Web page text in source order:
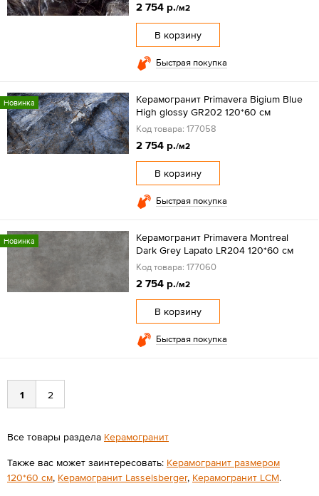
2 754 р./м2
В корзину
Быстрая покупка
Новинка
Керамогранит Primavera Bigium Blue
High glossy GR202 120*60 см
Код товара: 177058
2 754 р./м2
В корзину
Быстрая покупка
Новинка
Керамогранит Primavera Montreal
Dark Grey Lapato LR204 120*60 см
Код товара: 177060
2 754 р./м2
В корзину
Быстрая покупка
1 2
Все товары раздела Керамогранит
Также вас может заинтересовать: Керамогранит размером
120*60 см, Керамогранит Lasselsberger, Керамогранит LCM.